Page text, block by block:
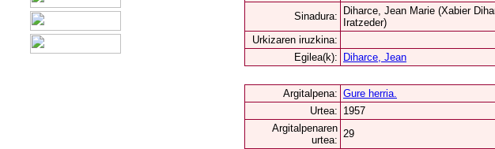
Sinadura:
Diharce, Jean Marie (Xabier
Iratzeder)
Urkizaren iruzkina:
Egilea(k):
Diharce, Jean
Argitalpena: Gure herria.
Urtea: 1957
Argitalpenaren
urtea:
29